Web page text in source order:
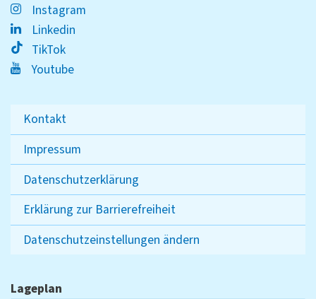
Instagram
Linkedin
TikTok
Youtube
Kontakt
Impressum
Datenschutzerklärung
Erklärung zur Barrierefreiheit
Datenschutzeinstellungen ändern
Lageplan